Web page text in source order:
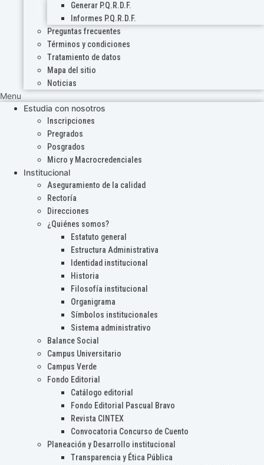
Generar P.Q.R.D.F.
Informes P.Q.R.D.F.
Preguntas frecuentes
Términos y condiciones
Tratamiento de datos
Mapa del sitio
Noticias
Menu
Estudia con nosotros
Inscripciones
Pregrados
Posgrados
Micro y Macrocredenciales
Institucional
Aseguramiento de la calidad
Rectoría
Direcciones
¿Quiénes somos?
Estatuto general
Estructura Administrativa
Identidad institucional
Historia
Filosofía institucional
Organigrama
Símbolos institucionales
Sistema administrativo
Balance Social
Campus Universitario
Campus Verde
Fondo Editorial
Catálogo editorial
Fondo Editorial Pascual Bravo
Revista CINTEX
Convocatoria Concurso de Cuento
Planeación y Desarrollo institucional
Transparencia y Ética Pública